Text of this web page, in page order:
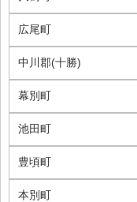
広尾町
中川郡(十勝)
幕別町
池田町
豊頃町
本別町